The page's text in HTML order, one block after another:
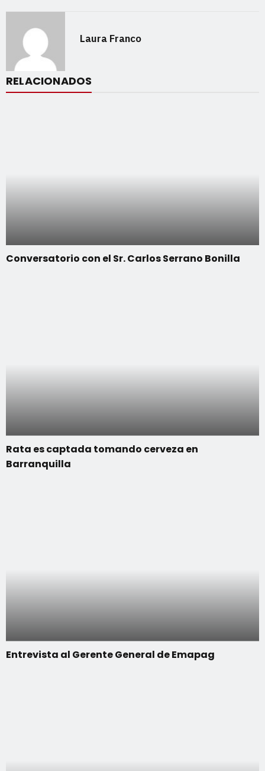
Laura Franco
RELACIONADOS
Conversatorio con el Sr. Carlos Serrano Bonilla
Rata es captada tomando cerveza en
Barranquilla
Entrevista al Gerente General de Emapag